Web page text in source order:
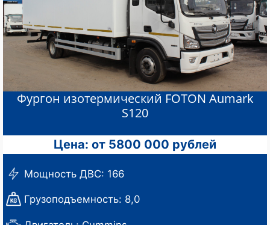
Фургон изотермический FOTON Aumark
S120
Цена: от 5800 000 рублей
Мощность ДВС: 166
Грузоподъемность: 8,0